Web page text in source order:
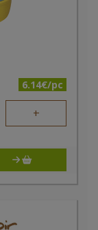
6.14€/pc
+